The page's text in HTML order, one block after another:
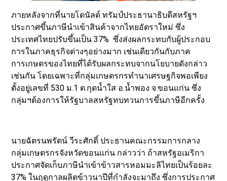
ภายหลังจากที่นายโดนัลด์ ทรัมป์ประธานาธิบดีสหรัฐฯ
ประกาศขึ้นภาษีนำเข้าสินค้าจากไทยอัตราใหม่ ซึ่ง
ประเทศไทยปรับขึ้นเป็น 37% ซึ่งส่งผลกระทบกับผู้ประกอบ
การในภาคธุรกิจต่างๆอย่างมาก เช่นเดียวกันกับภาค
การเกษตรของไทยที่ได้รับผลกระทบจากนโยบายดังกล่าว
เช่นกัน โดยเฉพาะที่กลุ่มเกษตรกรทำนาเศรษฐกิจพอเพียง
ตั้งอยู่เลขที่ 530 ม.1 ต.กุดน้ำใส อ.น้ำพอง จ.ขอนแก่น ซึ่ง
กลุ่มฯต้องการให้รัฐบาลสหรัฐทบทวนการขึ้นภาษีอีกครั้ง
นายฉัตรนพรัตน์ วีระศักดิ์ ประธานคณะกรรมการกลาง
กลุ่มเกษตรกรจังหวัดขอนแก่น กล่าวว่า ถ้าสหรัฐอเมริกา
ประกาศจัดเก็บภาษีนำเข้าข้าวสารหอมมะลิไทยเป็นร้อยละ
37% ในฤดูกาลผลิตข้าวนาปีที่กำลังจะมาถึง ซึ่งการประกาศ